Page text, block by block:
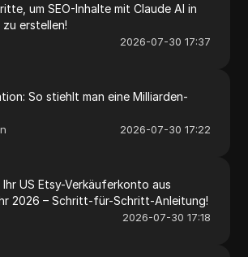
um SEO-Inhalte mit Claude AI in
zu erstellen!
2026-07-30 17:37
So stiehlt man eine Milliarden-
2026-07-30 17:22
Ihr US Etsy-Verkäuferkonto aus
2026 – Schritt-für-Schritt-Anleitung!
2026-07-30 17:18